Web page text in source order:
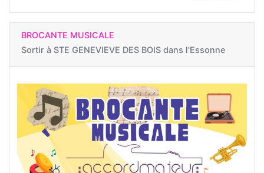
BROCANTE MUSICALE
Sortir à STE GENEVIEVE DES BOIS dans l'Essonne